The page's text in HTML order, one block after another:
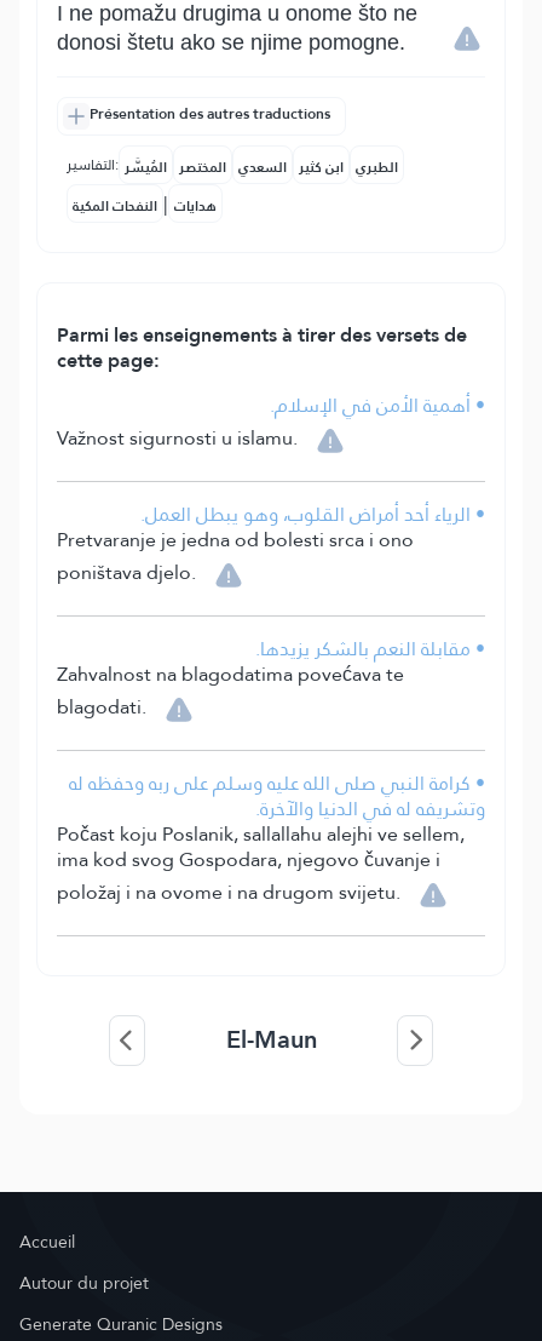
I ne pomažu drugima u onome što ne
donosi štetu ako se njime pomogne.
Présentation des autres traductions
التفاسير: المُيسَّر المختصر السعدي ابن كثير الطبري
النفحات المكية | هدايات
Parmi les enseignements à tirer des versets de
cette page:
• أهمية الأمن في الإسلام.
Važnost sigurnosti u islamu.
• الرياء أحد أمراض القلوب، وهو يبطل العمل.
Pretvaranje je jedna od bolesti srca i ono
poništava djelo.
• مقابلة النعم بالشكر يزيدها.
Zahvalnost na blagodatima povećava te
blagodati.
• كرامة النبي صلى الله عليه وسلم على ربه وحفظه له
وتشريفه له في الدنيا والآخرة.
Počast koju Poslanik, sallallahu alejhi ve sellem,
ima kod svog Gospodara, njegovo čuvanje i
položaj i na ovome i na drugom svijetu.
El-Maun
Accueil
Autour du projet
Generate Quranic Designs